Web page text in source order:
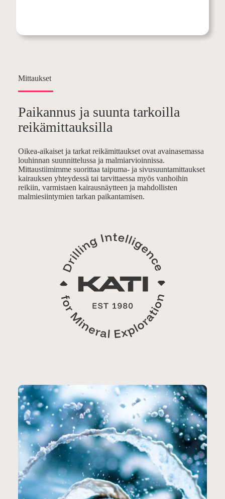
Mittaukset
Paikannus ja suunta tarkoilla
reikämittauksilla
Oikea-aikaiset ja tarkat reikämittaukset ovat avainasemassa
louhinnan suunnittelussa ja malmiarvioinnissa.
Mittaustiimimme suorittaa taipuma- ja sivusuuntamittaukset
kairauksen yhteydessä tai tarvittaessa myös vanhoihin
reikiin, varmistaen kairausnäytteen ja mahdollisten
malmiesiintymien tarkan paikantamisen.